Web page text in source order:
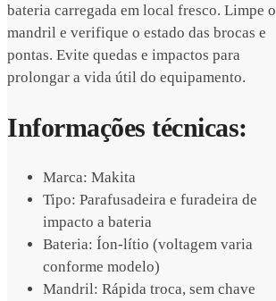
bateria carregada em local fresco. Limpe o
mandril e verifique o estado das brocas e
pontas. Evite quedas e impactos para
prolongar a vida útil do equipamento.
Informações técnicas:
Marca: Makita
Tipo: Parafusadeira e furadeira de
impacto a bateria
Bateria: Íon-lítio (voltagem varia
conforme modelo)
Mandril: Rápida troca, sem chave